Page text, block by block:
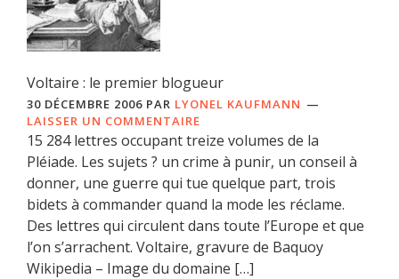
Voltaire : le premier blogueur
30 DÉCEMBRE 2006 PAR LYONEL KAUFMANN
LAISSER UN COMMENTAIRE
15 284 lettres occupant treize volumes de la
Pléiade. Les sujets ? un crime à punir, un conseil à
donner, une guerre qui tue quelque part, trois
bidets à commander quand la mode les réclame.
Des lettres qui circulent dans toute l’Europe et que
l’on s’arrachent. Voltaire, gravure de Baquoy
Wikipedia – Image du domaine […]